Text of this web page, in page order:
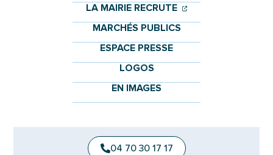
LA MAIRIE RECRUTE (OUVERTURE
(OUVERTURE
MARCHÉS PUBLICS
ESPACE PRESSE
LOGOS
EN IMAGES
04 70 30 17 17